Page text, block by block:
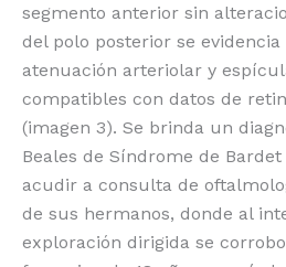
segmento anterior sin
del polo posterior se
atenuación arteriolar y
compatibles con datos de
(imagen 3). Se brinda un
Beales de Síndrome de
acudir a consulta de
de sus hermanos, donde al
exploración dirigida se